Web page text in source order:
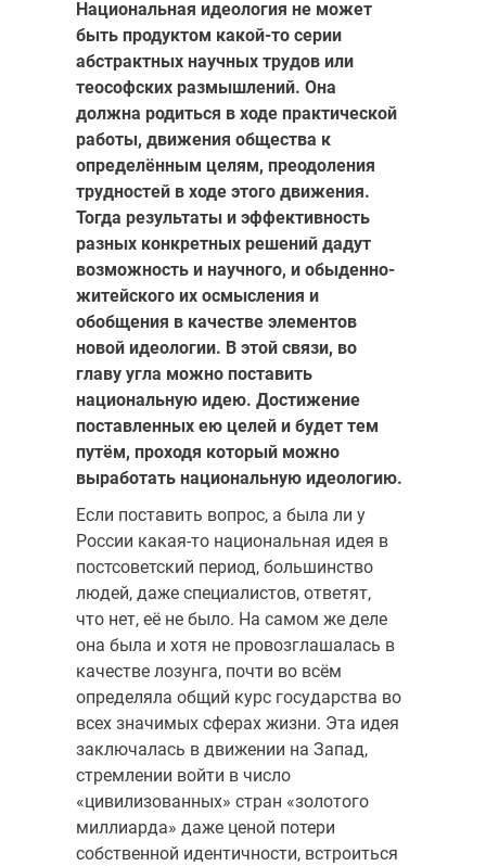
Национальная идеология не может
быть продуктом какой-то серии
абстрактных научных трудов или
теософских размышлений. Она
должна родиться в ходе практической
работы, движения общества к
определённым целям, преодоления
трудностей в ходе этого движения.
Тогда результаты и эффективность
разных конкретных решений дадут
возможность и научного, и обыденно-
житейского их осмысления и
обобщения в качестве элементов
новой идеологии. В этой связи, во
главу угла можно поставить
национальную идею. Достижение
поставленных ею целей и будет тем
путём, проходя который можно
выработать национальную идеологию.
Если поставить вопрос, а была ли у
России какая-то национальная идея в
постсоветский период, большинство
людей, даже специалистов, ответят,
что нет, её не было. На самом же деле
она была и хотя не провозглашалась в
качестве лозунга, почти во всём
определяла общий курс государства во
всех значимых сферах жизни. Эта идея
заключалась в движении на Запад,
стремлении войти в число
«цивилизованных» стран «золотого
миллиарда» даже ценой потери
собственной идентичности, встроиться